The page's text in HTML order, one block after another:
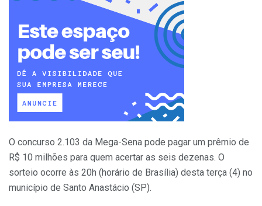
O concurso 2.103 da Mega-Sena pode pagar um prêmio de
R$ 10 milhões para quem acertar as seis dezenas. O
sorteio ocorre às 20h (horário de Brasília) desta terça (4) no
município de Santo Anastácio (SP).